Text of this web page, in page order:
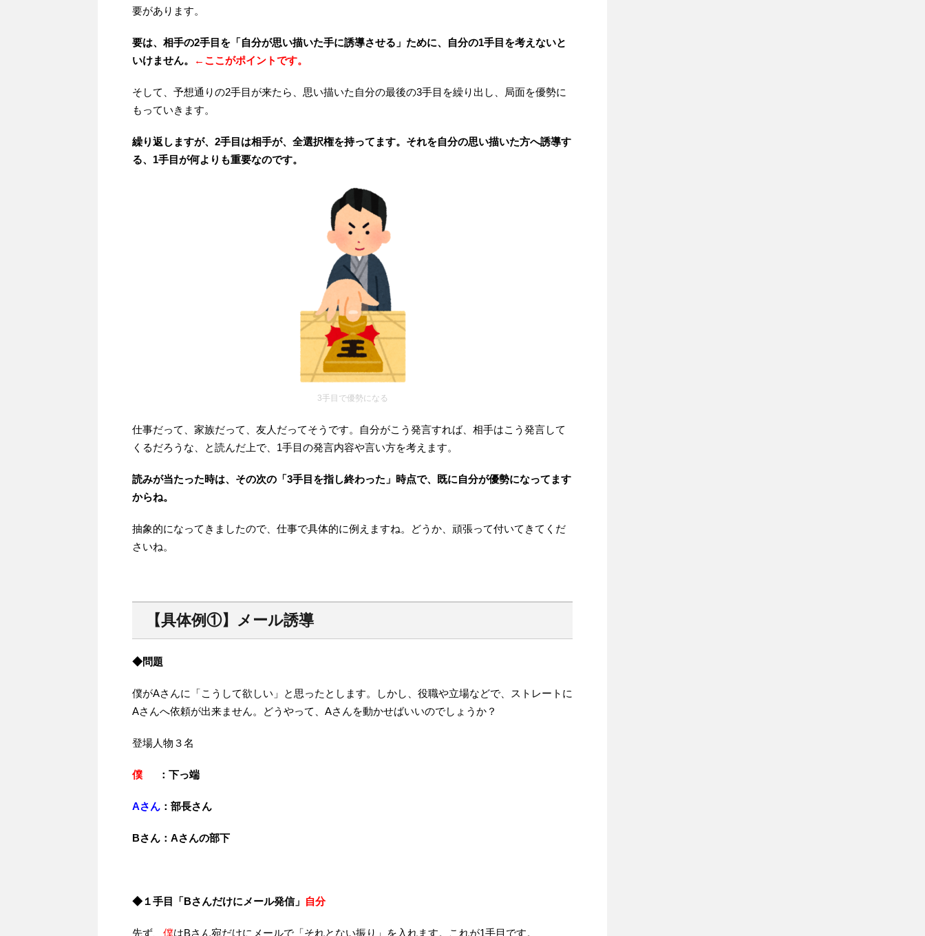
要があります。
要は、相手の2手目を「自分が思い描いた手に誘導させる」ために、自分の1手目を考えないと
いけません。
←ここがポイントです。
そして、予想通りの2手目が来たら、思い描いた自分の最後の3手目を繰り出し、局面を優勢に
もっていきます。
繰り返しますが、2手目は相手が、全選択権を持ってます。それを自分の思い描いた方へ誘導す
る、1手目が何よりも重要なのです。
3手目で優勢になる
仕事だって、家族だって、友人だってそうです。自分がこう発言すれば、相手はこう発言して
くるだろうな、と読んだ上で、1手目の発言内容や言い方を考えます。
読みが当たった時は、その次の「3手目を指し終わった」時点で、既に自分が優勢になってます
からね。
抽象的になってきましたので、仕事で具体的に例えますね。どうか、頑張って付いてきてくだ
さいね。
【具体例①】メール誘導
◆問題
僕がAさんに「こうして欲しい」と思ったとします。しかし、役職や立場などで、ストレートに
Aさんへ依頼が出来ません。どうやって、Aさんを動かせばいいのでしょうか？
登場人物３名
僕 ：下っ端
Aさん ：部長さん
Bさん： Aさんの部下
◆１手目「Bさんだけにメール発信」 自分
先ず、 僕はBさん宛だけにメールで「それとない振り」を入れます。これが1手目です。